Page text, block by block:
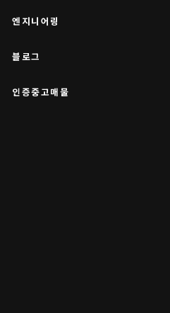
엔지니어링
블로그
인증중고매물